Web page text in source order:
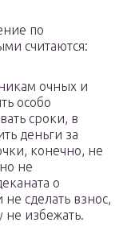
по
считаются:
очных и
особо
сроки, в
деньги за
конечно, не
не
о
сделать взнос,
не избежать.